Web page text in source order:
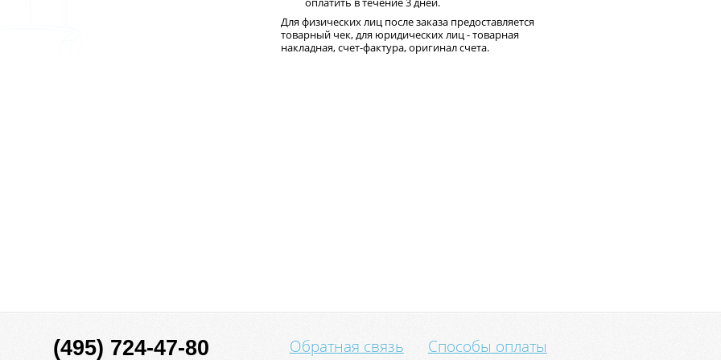
Для физических лиц после заказа предоставляется
товарный чек, для юридических лиц - товарная
накладная, счет-фактура, оригинал счета.
(495) 724-47-80 Обратная связь Способы оплаты